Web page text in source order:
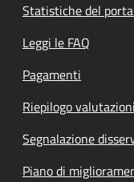
Statistiche del
Leggi le FAQ
Pagamenti
Riepilogo valutazioni
Segnalazione
Piano di